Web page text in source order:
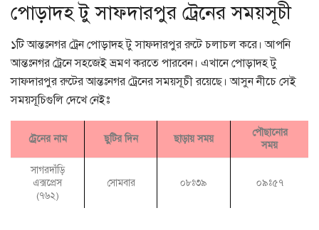
পোড়াদহ টু সাফদারপুর ট্রেনের সময়সূচী
১টি আন্তঃনগর ট্রেন পোড়াদহ টু সাফদারপুর রুটে চলাচল করে। আপনি
আন্তঃনগর ট্রেনে সহজেই ভ্রমণ করতে পারবেন। এখানে পোড়াদহ টু
সাফদারপুর রুটের আন্তঃনগর ট্রেনের সময়সূচী রয়েছে। আসুন নীচে সেই
সময়সূচিগুলি দেখে নেইঃ
ট্রেনের নাম ছুটির দিন ছাড়ায় সময়
পৌছানোর
সময়
সাগরদাঁড়ি
এক্সপ্রেস
(৭৬২)
সোমবার ০৮ঃ৩৯ ০৯ঃ৫৭